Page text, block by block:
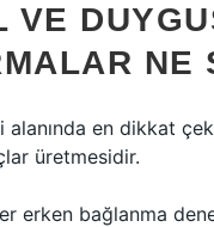
VE
NE
en dikkat
üretmesidir.
erken bağlanma